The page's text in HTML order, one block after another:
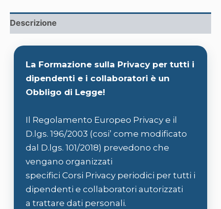
Descrizione
La Formazione sulla Privacy per tutti i
dipendenti e i collaboratori è un
Obbligo di Legge!
Il Regolamento Europeo Privacy e il
D.lgs. 196/2003 (cosi’ come modificato
dal D.lgs. 101/2018) prevedono che
vengano organizzati
specifici Corsi Privacy periodici per tutti i
dipendenti e collaboratori autorizzati
a trattare dati personali.